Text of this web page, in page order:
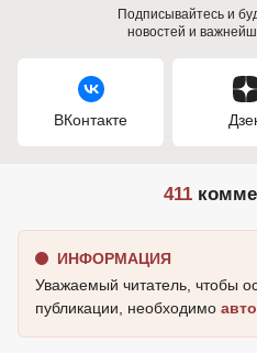
Подписывайтесь и
новостей и
ВКонтакте
411
ИНФОРМАЦИЯ
Уважаемый читатель, чтобы
публикации, необходимо